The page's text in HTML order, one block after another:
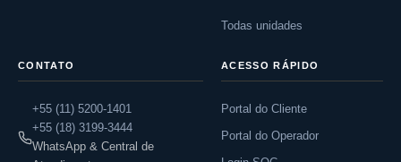
Todas unidades
CONTATO
+55 (11) 5200-1401
+55 (18) 3199-3444
WhatsApp & Central de
ACESSO RÁPIDO
Portal do Cliente
Portal do Operador